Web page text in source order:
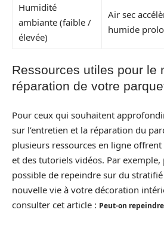
Humidité
ambiante (faible /
élevée)
Air sec
humide
Ressources utiles pour le
réparation de votre
Pour ceux qui souhaitent
sur l’entretien et la réparation du
plusieurs ressources en ligne
et des tutoriels vidéos. Par exemple,
possible de repeindre sur du
nouvelle vie à votre décoration
consulter cet article : Peut-on